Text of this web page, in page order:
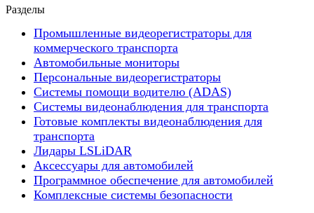
Разделы
Промышленные видеорегистраторы для
коммерческого транспорта
Автомобильные мониторы
Персональные видеорегистраторы
Системы помощи водителю (ADAS)
Системы видеонаблюдения для транспорта
Готовые комплекты видеонаблюдения для
транспорта
Лидары LSLiDAR
Аксессуары для автомобилей
Программное обеспечение для автомобилей
Комплексные системы безопасности